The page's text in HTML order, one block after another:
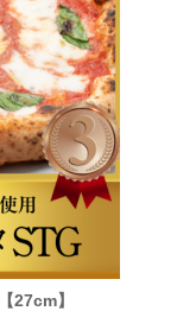
27cm】